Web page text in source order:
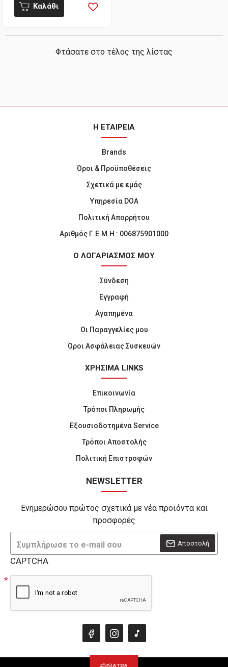
Καλάθι
Φτάσατε στο τέλος της λίστας
Η ΕΤΑΙΡΕΙΑ
Brands
Όροι & Προϋποθέσεις
Σχετικά με εμάς
Υπηρεσία DOA
Πολιτική Απορρήτου
Αριθμός Γ.Ε.Μ.Η : 006875901000
Ο ΛΟΓΑΡΙΑΣΜΟΣ ΜΟΥ
Σύνδεση
Εγγραφή
Αγαπημένα
Οι Παραγγελίες μου
Όροι Ασφάλειας Συσκευών
ΧΡΗΣΙΜΑ LINKS
Επικοινωνία
Τρόποι Πληρωμής
Εξουσιοδοτημένα Service
Τρόποι Αποστολής
Πολιτική Επιστροφών
NEWSLETTER
Ενημερώσου πρώτος σχετικά με νέα προϊόντα και
προσφορές
Αποστολή
CAPTCHA